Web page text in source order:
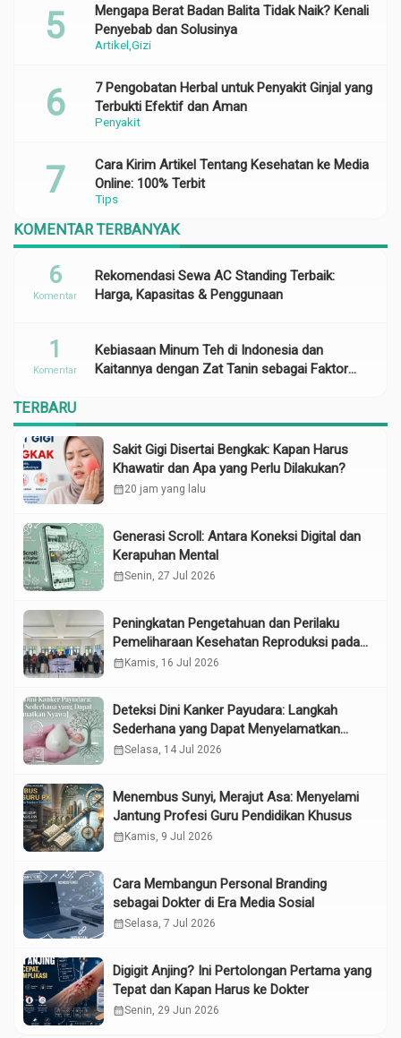
Artikel Gizi
Mengapa Berat Badan Balita Tidak Naik? Kenali
Penyebab dan Solusinya
Penyakit
7 Pengobatan Herbal untuk Penyakit Ginjal yang
Terbukti Efektif dan Aman
Tips
Cara Kirim Artikel Tentang Kesehatan ke Media
Online: 100% Terbit
KOMENTAR TERBANYAK
Rekomendasi Sewa AC Standing Terbaik:
Harga, Kapasitas & Penggunaan
6
Komentar
Kebiasaan Minum Teh di Indonesia dan
Kaitannya dengan Zat Tanin sebagai Faktor
1
Komentar
TERBARU
Sakit Gigi Disertai Bengkak: Kapan Harus
Khawatir dan Apa yang Perlu Dilakukan?
calendar_month20 jam yang lalu
Generasi Scroll: Antara Koneksi Digital dan
Kerapuhan Mental
calendar_monthSenin, 27 Jul 2026
Peningkatan Pengetahuan dan Perilaku
Pemeliharaan Kesehatan Reproduksi pada
Lansia melalui Edukasi dan Konseling di
calendar_month Kamis, 16 Jul 2026
Deteksi Dini Kanker Payudara: Langkah
Sederhana yang Dapat Menyelamatkan
Nyawa
calendar_monthSelasa, 14 Jul 2026
Menembus Sunyi, Merajut Asa: Menyelami
Jantung Profesi Guru Pendidikan Khusus
calendar_month Kamis, 9 Jul 2026
Cara Membangun Personal Branding
sebagai Dokter di Era Media Sosial
calendar_monthSelasa, 7 Jul 2026
Digigit Anjing? Ini Pertolongan Pertama yang
Tepat dan Kapan Harus ke Dokter
calendar_monthSenin, 29 Jun 2026